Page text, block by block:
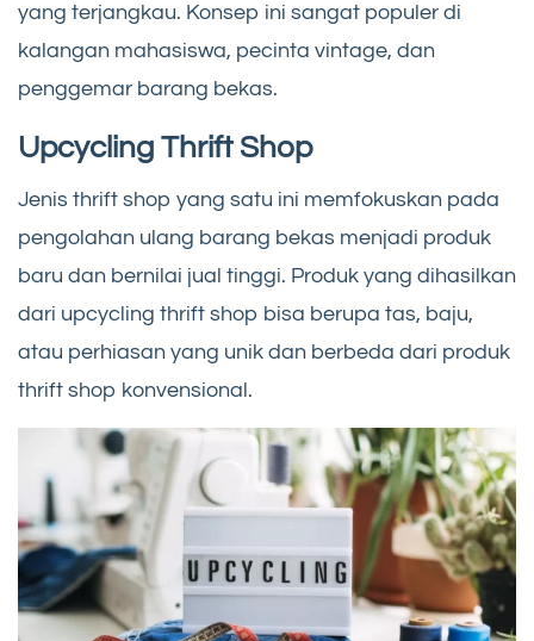
yang terjangkau. Konsep ini sangat populer di
kalangan mahasiswa, pecinta vintage, dan
penggemar barang bekas.
Upcycling Thrift Shop
Jenis thrift shop yang satu ini memfokuskan pada
pengolahan ulang barang bekas menjadi produk
baru dan bernilai jual tinggi. Produk yang dihasilkan
dari upcycling thrift shop bisa berupa tas, baju,
atau perhiasan yang unik dan berbeda dari produk
thrift shop konvensional.